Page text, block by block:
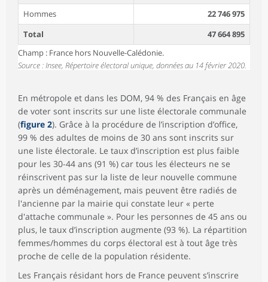
Hommes
22 746 975
Total
47 664 895
Champ : France hors Nouvelle-Calédonie.
Source : Insee, Répertoire électoral unique, données au 14 février 2020.
En métropole et dans les DOM, 94 % des Français en âge
de voter sont inscrits sur une liste électorale communale
(figure 2). Grâce à la procédure de l’inscription d’office,
99 % des adultes de moins de 30 ans sont inscrits sur
une liste électorale. Le taux d’inscription est plus faible
pour les 30-44 ans (91 %) car tous les électeurs ne se
réinscrivent pas sur la liste de leur nouvelle commune
après un déménagement, mais peuvent être radiés de
l'ancienne par la mairie qui constate leur « perte
d'attache communale ». Pour les personnes de 45 ans ou
plus, le taux d’inscription augmente (93 %). La répartition
femmes/hommes du corps électoral est à tout âge très
proche de celle de la population résidente.
Les Français résidant hors de France peuvent s’inscrire